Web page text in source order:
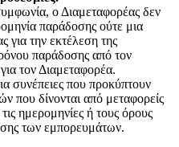
ο Διαμεταφορέας δεν
παράδοσης ούτε μια
για την εκτέλεση της
παράδοσης από τον
τον Διαμεταφορέα.
συνέπειες που προκύπτουν
που δίνονται από μεταφορείς
ημερομηνίες ή τους όρους
των εμπορευμάτων.